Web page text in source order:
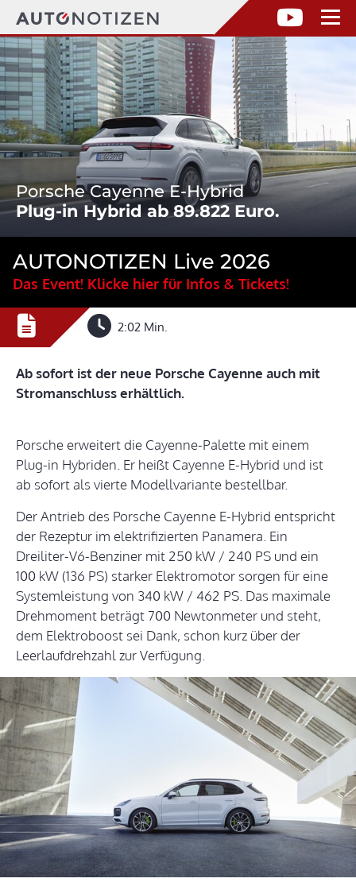
Porsche Cayenne E-Hybrid
Plug-in Hybrid ab 89.822 Euro.
AUTONOTIZEN Live 2026
Das Event! Klicke hier für Infos & Tickets!
2:02 Min.
Ab sofort ist der neue Porsche Cayenne auch mit
Stromanschluss erhältlich.
Porsche erweitert die Cayenne-Palette mit einem
Plug-in Hybriden. Er heißt Cayenne E-Hybrid und ist
ab sofort als vierte Modellvariante bestellbar.
Der Antrieb des Porsche Cayenne E-Hybrid entspricht
der Rezeptur im elektrifizierten Panamera. Ein
Dreiliter-V6-Benziner mit 250 kW / 240 PS und ein
100 kW (136 PS) starker Elektromotor sorgen für eine
Systemleistung von 340 kW / 462 PS. Das maximale
Drehmoment beträgt 700 Newtonmeter und steht,
dem Elektroboost sei Dank, schon kurz über der
Leerlaufdrehzahl zur Verfügung.